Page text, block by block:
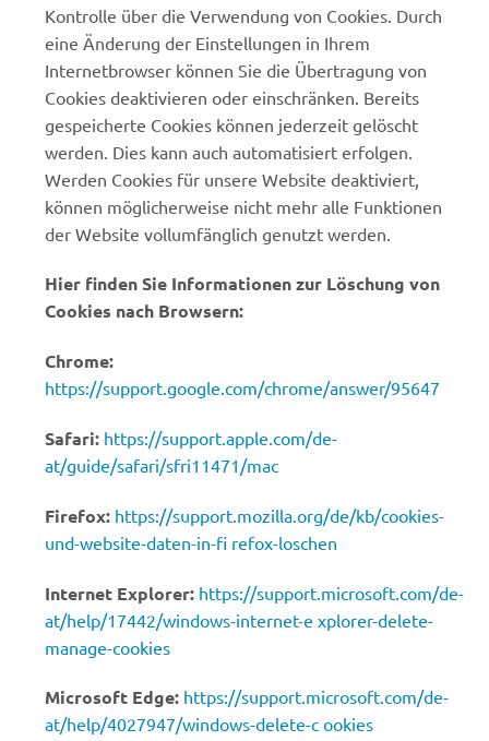
Kontrolle über die Verwendung von Cookies. Durch
eine Änderung der Einstellungen in Ihrem
Internetbrowser können Sie die Übertragung von
Cookies deaktivieren oder einschränken. Bereits
gespeicherte Cookies können jederzeit gelöscht
werden. Dies kann auch automatisiert erfolgen.
Werden Cookies für unsere Website deaktiviert,
können möglicherweise nicht mehr alle Funktionen
der Website vollumfänglich genutzt werden.
Hier finden Sie Informationen zur Löschung von
Cookies nach Browsern:
Chrome:
https://support.google.com/chrome/answer/95647
Safari: https://support.apple.com/de-
at/guide/safari/sfri11471/mac
Firefox: https://support.mozilla.org/de/kb/cookies-
und-website-daten-in-fi refox-loschen
Internet Explorer: https://support.microsoft.com/de-
at/help/17442/windows-internet-e xplorer-delete-
manage-cookies
Microsoft Edge: https://support.microsoft.com/de-
at/help/4027947/windows-delete-c ookies